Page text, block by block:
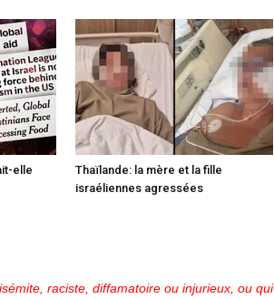
elle
Thaïlande: la mère et la fille
israéliennes agressées
raciste, diffamatoire ou injurieux, ou qui